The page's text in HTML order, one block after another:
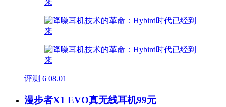
评测 6 08.01
漫步者X1 EVO真无线耳机99元